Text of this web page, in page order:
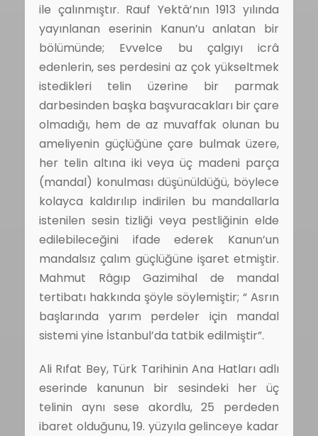
ile çalınmıştır. Rauf Yektâ’nın 1913 yılında
yayınlanan eserinin Kanun’u anlatan bir
bölümünde; Evvelce bu çalgıyı icrâ
edenlerin, ses perdesini az çok yükseltmek
istedikleri telin üzerine bir parmak
darbesinden başka başvuracakları bir çare
olmadığı, hem de az muvaffak olunan bu
ameliyenin güçlüğüne çare bulmak üzere,
her telin altına iki veya üç madeni parça
(mandal) konulması düşünüldüğü, böylece
kolayca kaldırılıp indirilen bu mandallarla
istenilen sesin tizliği veya pestliğinin elde
edilebileceğini ifade ederek Kanun’un
mandalsız çalım güçlüğüne işaret etmiştir.
Mahmut Râgıp Gazimihal de mandal
tertibatı hakkında şöyle söylemiştir; “ Asrın
başlarında yarım perdeler için mandal
sistemi yine İstanbul’da tatbik edilmiştir”.
Ali Rıfat Bey, Türk Tarihinin Ana Hatları adlı
eserinde kanunun bir sesindeki her üç
telinin aynı sese akordlu, 25 perdeden
ibaret olduğunu, 19. yüzyıla gelinceye kadar